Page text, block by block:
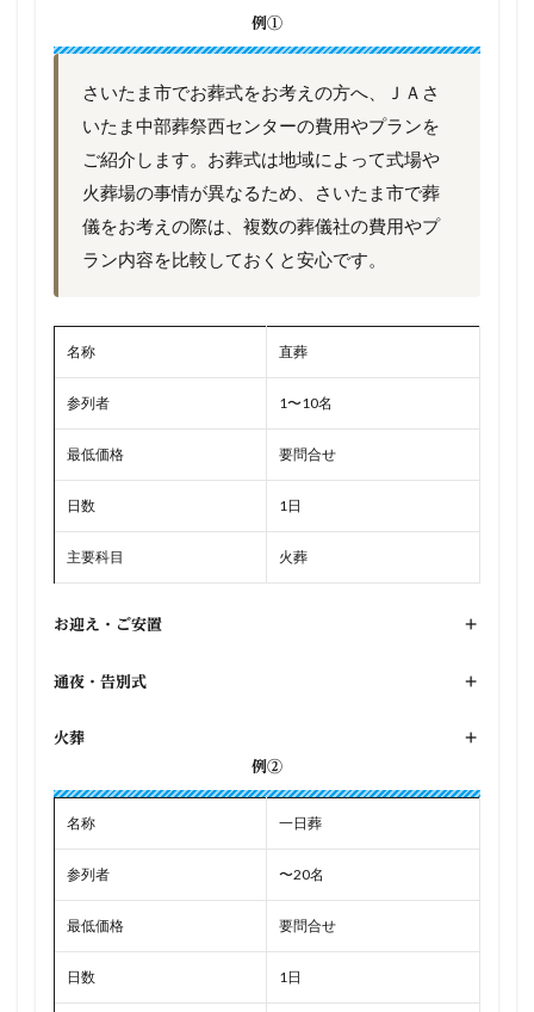
例①
さいたま市でお葬式をお考えの方へ、ＪＡさ
いたま中部葬祭西センターの費用やプランを
ご紹介します。お葬式は地域によって式場や
火葬場の事情が異なるため、さいたま市で葬
儀をお考えの際は、複数の葬儀社の費用やプ
ラン内容を比較しておくと安心です。
名称 直葬
参列者 1〜10名
最低価格 要問合せ
日数 1日
主要科目 火葬
お迎え・ご安置 +
通夜・告別式 +
火葬
+
例②
名称 一日葬
参列者 〜20名
最低価格 要問合せ
日数 1日